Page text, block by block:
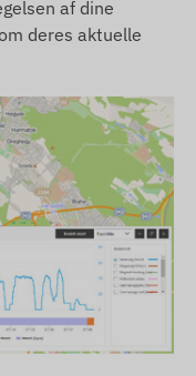
til
eventuelle
af dine
deres aktuelle